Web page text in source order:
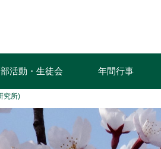
部活動・生徒会 年間行事
究所)